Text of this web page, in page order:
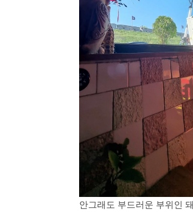
안그래도 부드러운 부위인